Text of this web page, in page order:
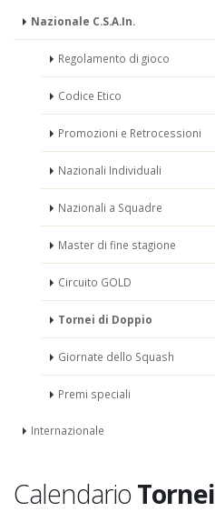
Nazionale C.S.A.In.
Regolamento di gioco
Codice Etico
Promozioni e Retrocessioni
Nazionali Individuali
Nazionali a Squadre
Master di fine stagione
Circuito GOLD
Tornei di Doppio
Giornate dello Squash
Premi speciali
Internazionale
Calendario Tornei